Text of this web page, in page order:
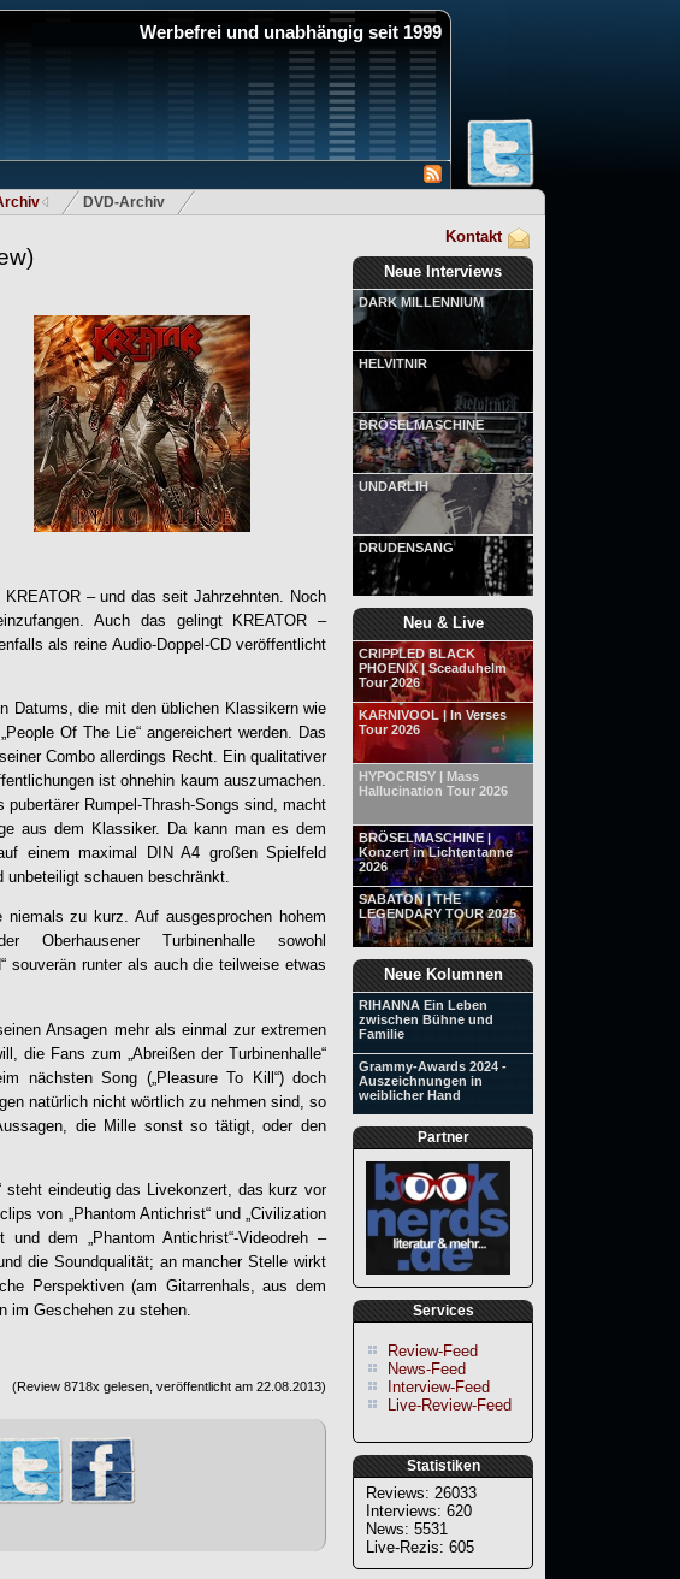
Werbefrei und unabhängig seit 1999
DVD-Archiv
Kontakt
Neue Interviews
DARK MILLENNIUM
HELVITNIR
BRÖSELMASCHINE
UNDARLIH
DRUDENSANG
Neu & Live
CRIPPLED BLACK
PHOENIX | Sceaduhelm
Tour 2026
KARNIVOOL | In Verses
Tour 2026
HYPOCRISY | Mass
Hallucination Tour 2026
BRÖSELMASCHINE |
Konzert in Lichtentanne
2026
SABATON | THE
LEGENDARY TOUR 2025
Neue Kolumnen
RIHANNA Ein Leben
zwischen Bühne und
Familie
Grammy-Awards 2024 -
Auszeichnungen in
weiblicher Hand
Partner
Services
Review-Feed
News-Feed
Interview-Feed
Live-Review-Feed
Statistiken
Reviews: 26033
Interviews: 620
News: 5531
Live-Rezis: 605
KREATOR– und das seit Jahrzehnten. Noch
Auch das gelingt KREATOR –
als reine Audio-Doppel-CD veröffentlicht
Datums, die mit den üblichen Klassikern wie
Of The Lie“ angereichert werden. Das
Combo allerdings Recht. Ein qualitativer
ist ohnehin kaum auszumachen.
Rumpel-Thrash-Songs sind, macht
aus dem Klassiker. Da kann man es dem
einem maximal DIN A4 großen Spielfeld
schauen beschränkt.
zu kurz. Auf ausgesprochen hohem
Turbinenhalle sowohl
souverän runter als auch die teilweise etwas
Ansagen mehr als einmal zur extremen
die Fans zum „Abreißen der Turbinenhalle“
nächsten Song („Pleasure To Kill“) doch
natürlich nicht wörtlich zu nehmen sind, so
die Mille sonst so tätigt, oder den
steht eindeutig das Livekonzert, das kurz vor
von „Phantom Antichrist“ und „Civilization
dem „Phantom Antichrist“-Videodreh –
die Soundqualität; an mancher Stelle wirkt
Perspektiven (am Gitarrenhals, aus dem
im Geschehen zu stehen.
(Review 8718x gelesen, veröffentlicht am 22.08.2013)